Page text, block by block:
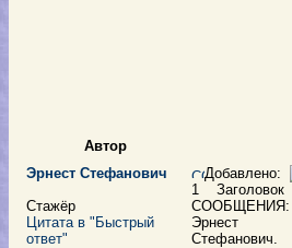
Автор
Эрнест Стефанович
Стажёр
Цитата в "Быстрый
ответ"
Добавлено:
1
Заголовок
СООБЩЕНИЯ:
Эрнест
Стефанович.